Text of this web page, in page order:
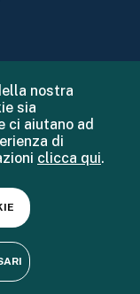
nostra
sia
ci aiutano ad
di
clicca qui.